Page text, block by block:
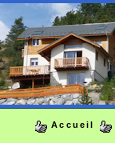
Accueil